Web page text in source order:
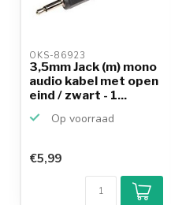
OKS-86923
3,5mm Jack (m) mono
audio kabel met open
eind / zwart - 1...
Op voorraad
€5,99